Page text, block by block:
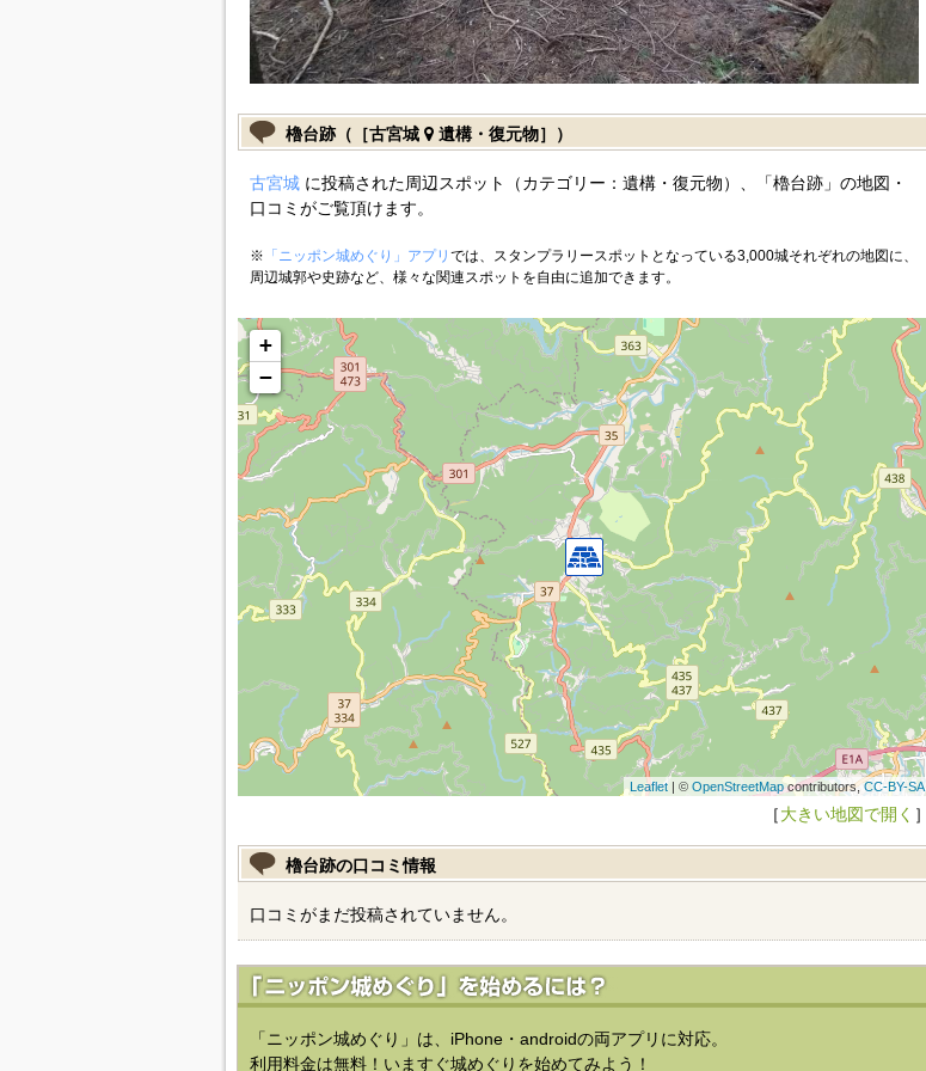
櫓台跡（［古宮城 遺構・復元物］）
古宮城に投稿された周辺スポット（カテゴリー：遺構・復元物）、「櫓台跡」の地図・
口コミがご覧頂けます。
※ 「ニッポン城めぐり」アプリ では、スタンプラリースポットとなっている3,000城それぞれの地図に、
周辺城郭や史跡など、様々な関連スポットを自由に追加できます。
+
−
Leaflet| © OpenStreetMapcontributors,CC-BY-SA
［大きい地図で開く ］
櫓台跡の口コミ情報
口コミがまだ投稿されていません。
「ニッポン城めぐり」は、iPhone・androidの両アプリに対応。
利用料金は無料！いますぐ城めぐりを始めてみよう！